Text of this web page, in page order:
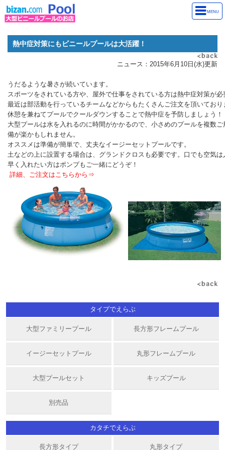
MENU
熱中症対策にもビニールプールは大活躍！
ニュース：2015年6月10日(水)更新
うだるような暑さが続いています。
スポーツをされている方や、屋外で仕事をされている方は熱中症対策が必
最近は部活動を行っているチームなどからもたくさんご注文を頂いており
休憩を兼ねてプールでクールダウンすることで熱中症を予防しましょう！
大型プールは水を入れるのに時間がかかるので、小さめのプールを複数
備が楽かもしれません。
オススメは準備が簡単で、丈夫なイージーセットプールです。
土などの上に設置する場合は、グランドクロスも必要です。口でも空気
早く入れたい方はポンプもご一緒にどうぞ！
詳細、ご注文はこちらから⇒
タイプでえらぶ
大型ファミリープール 長方形フレームプール
イージーセットプール 丸形フレームプール
大型プールセット キッズプール
別売品
カタチでえらぶ
長方形タイプ 丸形タイプ